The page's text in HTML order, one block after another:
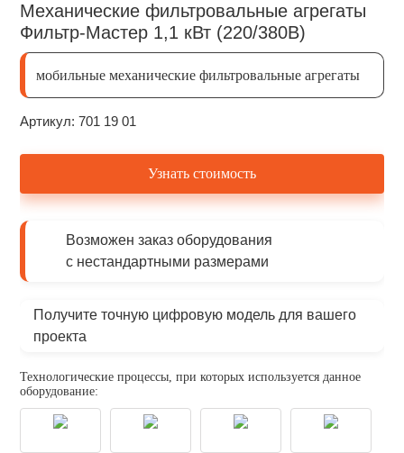
Механические фильтровальные агрегаты
Фильтр-Мастер 1,1 кВт (220/380В)
мобильные механические фильтровальные агрегаты
Артикул: 701 19 01
Узнать стоимость
Возможен заказ оборудования
с нестандартными размерами
Получите точную цифровую модель для вашего
проекта
Технологические процессы, при которых используется данное
оборудование: